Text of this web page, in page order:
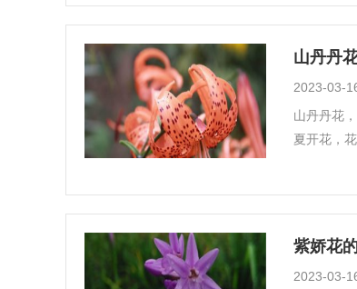
山丹丹
2023-03-
山丹丹花
夏开花，
紫娇花
2023-03-